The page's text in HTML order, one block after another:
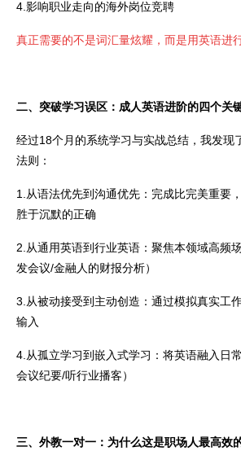
4.影响职业走向的海外岗位竞聘
真正需要的不是词汇量炫耀，而是用英语进
二、突破学习误区：成人英语进阶的四个关
经过18个月的系统学习与实战总结，我发现
法则：
1.从语法优先到沟通优先：完成比完美重要
胜于沉默的正确
2.从通用英语到行业英语：聚焦本领域高频
发会议/金融人的财报分析）
3.从被动接受到主动创造：通过模拟真实工
输入
4.从孤立学习到嵌入式学习：将英语融入日
会议纪要/听行业播客）
三、外教一对一：为什么这是职场人最高效